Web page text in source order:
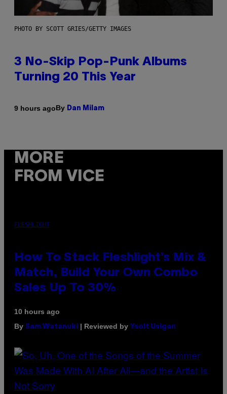
PHOTO BY SCOTT GRIES/GETTY IMAGES
3 No-Skip Pop-Punk Albums
Turning 20 This Year
9 hours agoBy Dan Milam
MORE
FROM VICE
FLESHLIGHT
How To Stack Fleshlight’s Mix &
Match, Build Your Own Combo
Sales Up To 30%
10 hours ago
By Sam Watanuki | Reviewed by Ysolt Usigan